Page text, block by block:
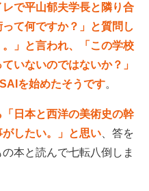
で平山郁夫学長と隣り合
て何ですか？」と質問し
」と言われ、「この学校
いないのではないか？」
を始めたそうです
日本と西洋の美術史の幹
したい。」と思い 、答を
本と読んで七転八倒しま